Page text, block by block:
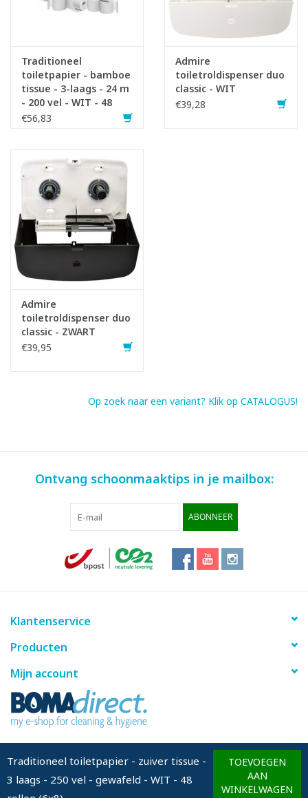
Traditioneel toiletpapier - zuiver tissue -
3 laags - 250 vel - gewafeld - WIT - 48
TOEVOEGEN
AAN
WINKELWAGEN
Infofiche
Traditioneel
toiletpapier - bamboe
tissue - 3-laags - 24 m
- 200 vel - WIT - 48
rollen - Cheeky Panda
€56,83
Admire
toiletroldispenser duo
classic - WIT
€39,28
Admire
toiletroldispenser duo
classic - ZWART
€39,95
Op zoek naar een variant? Klik op CATALOGUS!
Ontvang schoonmaaktips in je mailbox:
ABONNEER
Klantenservice
Producten
Mijn account